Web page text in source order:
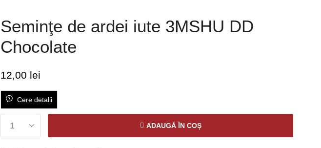
Seminţe de ardei iute 3MSHU DD
Chocolate
12,00 lei
Cere detalii
ADAUGĂ ÎN COȘ